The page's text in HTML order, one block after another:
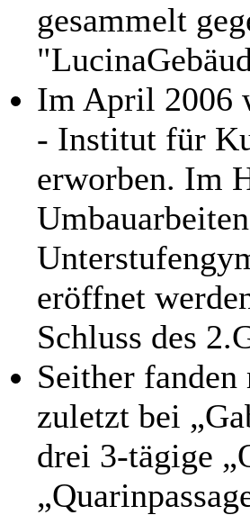
gesammelt
Im April 2006
- Institut für
erworben. Im
eröffnet
Schluss des
Seither
zuletzt bei
drei 3-tägige